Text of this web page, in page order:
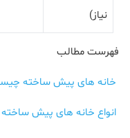
نیاز)
فهرست مطالب
خانه‌ های پیش‌ ساخته
انواع خانه‌ های پیش‌ ساخته